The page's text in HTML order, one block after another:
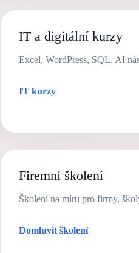
IT a digitální kurzy
Excel, WordPress, SQL, AI
IT kurzy
Firemní školení
Školení na míru pro firmy,
Domluvit školení